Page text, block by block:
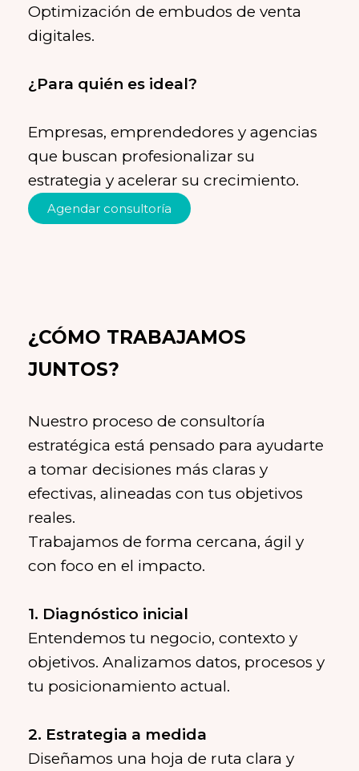
Optimización de embudos de venta
digitales.
Empresas, emprendedores y agencias
que buscan profesionalizar su
Agendar consultoría
¿CÓMO TRABAJAMOS
JUNTOS?
Nuestro proceso de consultoría
estratégica está pensado para ayudarte
a tomar decisiones más claras y
efectivas, alineadas con tus objetivos
reales.
Trabajamos de forma cercana, ágil y
con foco en el impacto.
Entendemos tu negocio, contexto y
objetivos. Analizamos datos, procesos y
tu posicionamiento actual.
Diseñamos una hoja de ruta clara y